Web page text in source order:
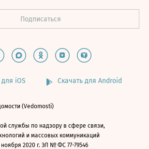
iOS Скачать для Android
(Vedomosti)
службы по надзору в сфере связи,
и массовых коммуникаций
2020 г. ЭЛ № ФС 77-79546